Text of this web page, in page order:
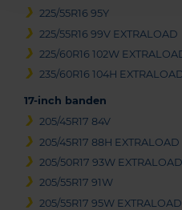
225/55R16 95Y
225/55R16 99V EXTRALOAD
225/60R16 102W
235/60R16 104H
17-inch banden
205/45R17 84V
205/45R17 88H EXTRALOAD
205/50R17 93W EXTRALOAD
205/55R17 91W
205/55R17 95W EXTRALOAD